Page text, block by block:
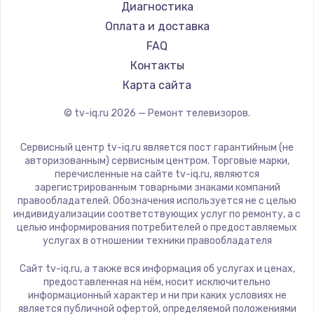
Замена видеокарты
1600 руб.
Заказать
Ремонт разъема питания
880 руб.
Заказать
Замена видеочипа
2745 руб.
Заказать
2600 руб.
Заказать
Hyundai
Doffler
Hiper
Grundig
HITACHI
Yandex
National
iFFALCON
Tuvio
Nord
BenQ
Диагностика
Оплата и доставка
FAQ
Контакты
Карта сайта
© tv-iq.ru 2026 — Ремонт телевизоров.
Сервисный центр tv-iq.ru является пост гарантийным (не
авторизованным) сервисным центром. Торговые марки,
перечисленные на сайте tv-iq.ru, являются
зарегистрированным товарными знаками компаний
правообладателей. Обозначения используется не с целью
индивидуализации соответствующих услуг по ремонту, а с
целью информирования потребителей о предоставляемых
услугах в отношении техники правообладателя
Сайт tv-iq.ru, а также вся информация об услугах и ценах,
предоставленная на нём, носит исключительно
информационный характер и ни при каких условиях не
является публичной офертой, определяемой положениями